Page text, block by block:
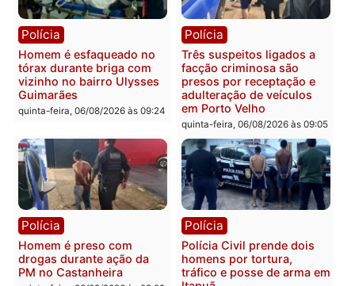
Polícia
Tragédia na BR-364:
colisão entre caminhão e
carro deixa quatro mortos
em Porto Velho
quinta-feira, 06/08/2026 às 20:51
Política
Ministro Dias Tofolli , do
TSE, determina
e processamento da
que pode levar à perda
mandato da prefeita de
Pimenta Bueno
quinta-feira, 06/08/2026 às
Polícia
Policiais militares
recuperam moto furtada e
Polícia
Jovem é encontrado
na Rua dos Cravos e